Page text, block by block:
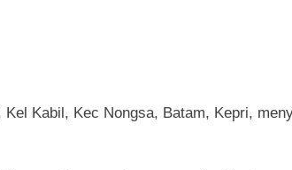
Kabil, Kec Nongsa, Batam, Kepri,